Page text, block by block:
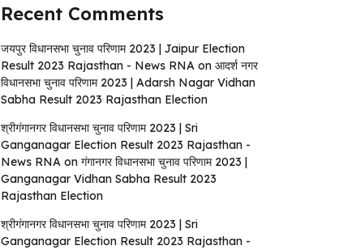
Recent Comments
जयपुर विधानसभा चुनाव परिणाम 2023 | Jaipur Election
Result 2023 Rajasthan - News RNA on आदर्श नगर
विधानसभा चुनाव परिणाम 2023 | Adarsh ​​Nagar Vidhan
Sabha Result 2023 Rajasthan Election
श्रीगंगानगर विधानसभा चुनाव परिणाम 2023 | Sri
Ganganagar Election Result 2023 Rajasthan -
News RNA on गंगानगर विधानसभा चुनाव परिणाम 2023 |
Ganganagar Vidhan Sabha Result 2023
Rajasthan Election
श्रीगंगानगर विधानसभा चुनाव परिणाम 2023 | Sri
Ganganagar Election Result 2023 Rajasthan -